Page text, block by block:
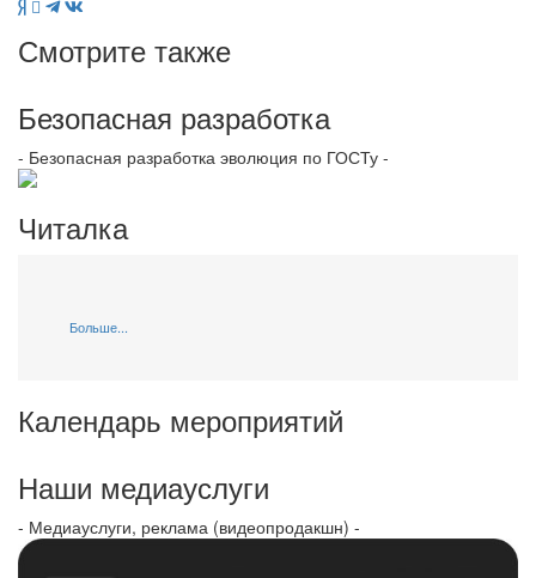
Смотрите также
Безопасная разработка
- Безопасная разработка эволюция по ГОСТу -
Читалка
Больше...
Календарь мероприятий
Наши медиауслуги
- Медиауслуги, реклама (видеопродакшн) -